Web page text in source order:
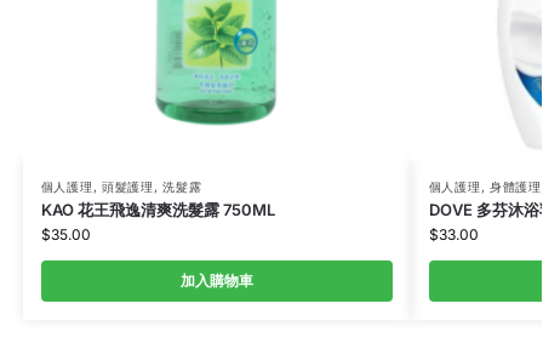
個人護理 , 頭髮護理 ,洗髮露
KAO 花王飛逸清爽洗髮露 750ML
$35.00
加入購物車
個人護理 , 身體護理
DOVE 多芬沐
$33.00